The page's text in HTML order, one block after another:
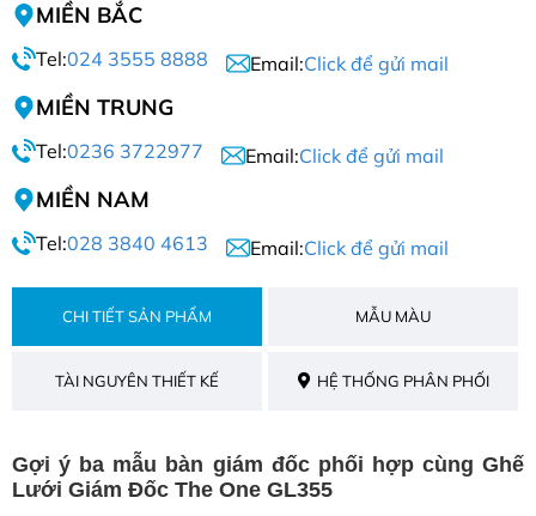
MIỀN BẮC
Tel:024 3555 8888 Email:Click để gửi mail
MIỀN TRUNG
Tel:0236 3722977 Email:Click để gửi mail
MIỀN NAM
Tel:028 3840 4613 Email:Click để gửi mail
CHI TIẾT SẢN PHẨM MẪU MÀU
TÀI NGUYÊN THIẾT KẾ HỆ THỐNG PHÂN PHỐI
Gợi ý ba mẫu bàn giám đốc phối hợp cùng Ghế
Lưới Giám Đốc The One GL355